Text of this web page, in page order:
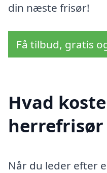
din næste frisør!
Få tilbud, gratis
Hvad
Når du leder efter